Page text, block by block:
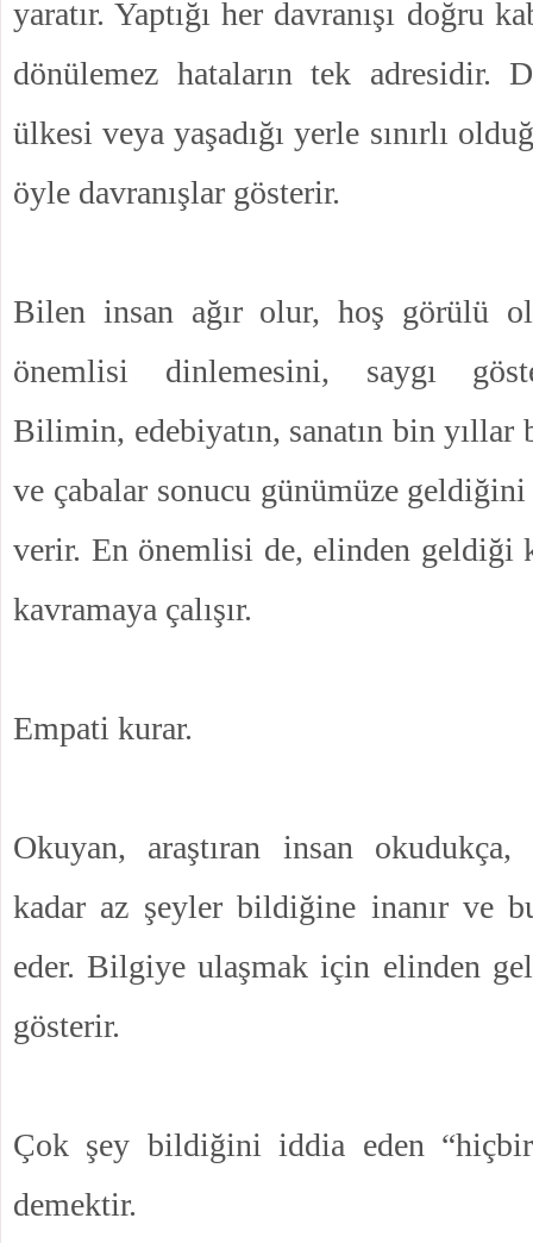
yaratır. Yaptığı her davranışı doğru
dönülemez hataların tek adresidir.
ülkesi veya yaşadığı yerle sınırlı
öyle davranışlar gösterir.
Bilen insan ağır olur, hoş görülü
önemlisi dinlemesini, saygı
Bilimin, edebiyatın, sanatın bin yıllar
ve çabalar sonucu günümüze
verir. En önemlisi de, elinden geldiği
kavramaya çalışır.
Empati kurar.
Okuyan, araştıran insan okudukça,
kadar az şeyler bildiğine inanır ve
eder. Bilgiye ulaşmak için elinden
gösterir.
Çok şey bildiğini iddia eden
demektir.